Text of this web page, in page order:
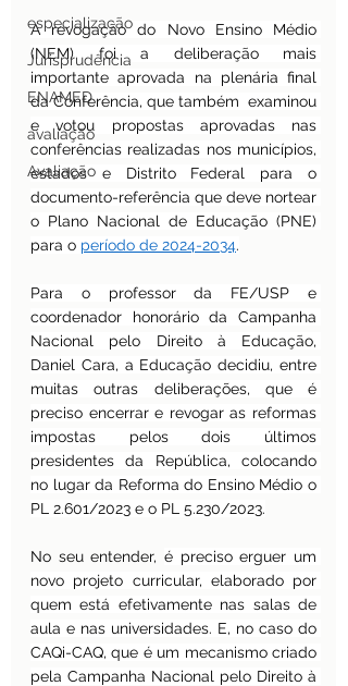
especialização
Jurisprudência
ENAMED
avaliação
Avaliação
A revogação do Novo Ensino Médio
(NEM) foi a deliberação mais
importante aprovada na plenária final
da Conferência, que também  examinou
e votou propostas aprovadas nas
conferências realizadas nos municípios,
estados e Distrito Federal para o
documento-referência que deve nortear
o Plano Nacional de Educação (PNE)
para o período de 2024-2034.
Para o professor da FE/USP e
coordenador honorário da Campanha
Nacional pelo Direito à Educação,
Daniel Cara, a Educação decidiu, entre
muitas outras deliberações, que é
preciso encerrar e revogar as reformas
impostas pelos dois últimos
presidentes da República, colocando
no lugar da Reforma do Ensino Médio o
PL 2.601/2023 e o PL 5.230/2023.
No seu entender, é preciso erguer um
novo projeto curricular, elaborado por
quem está efetivamente nas salas de
aula e nas universidades. E, no caso do
CAQi-CAQ, que é um mecanismo criado
pela Campanha Nacional pelo Direito à